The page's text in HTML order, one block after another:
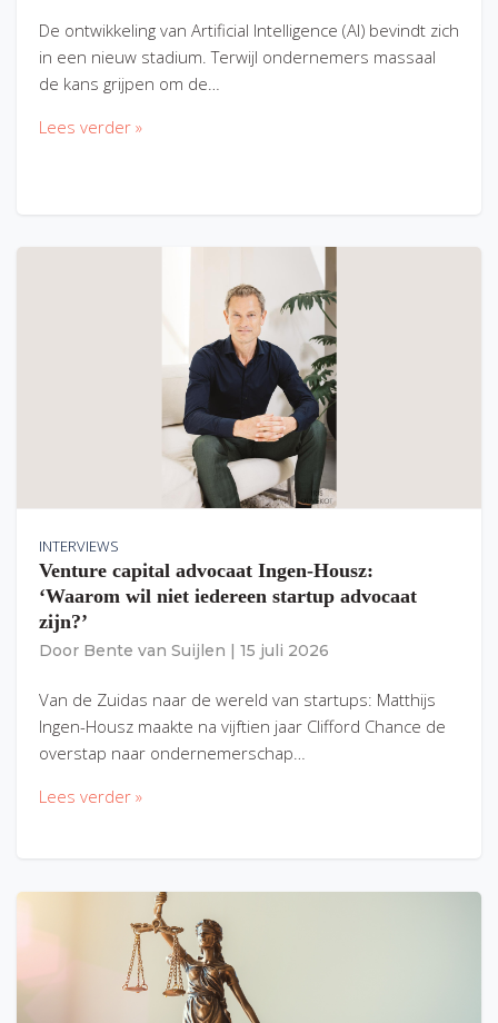
De ontwikkeling van Artificial Intelligence (AI) bevindt zich
in een nieuw stadium. Terwijl ondernemers massaal
de kans grijpen om de…
Lees verder »
INTERVIEWS
Venture capital advocaat Ingen-Housz:
‘Waarom wil niet iedereen startup advocaat
zijn?’
Door Bente van Suijlen 15 juli 2026
Van de Zuidas naar de wereld van startups: Matthijs
Ingen-Housz maakte na vijftien jaar Clifford Chance de
overstap naar ondernemerschap…
Lees verder »